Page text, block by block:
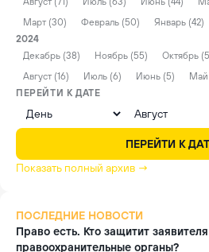
Март (30)
Февраль (50)
Январь (42)
2024
Декабрь (38)
Ноябрь (55) Октябрь
Август (16)
Июль (6) Июнь (5) Май
ПЕРЕЙТИ К ДАТЕ
ПЕРЕЙТИ К
Показать полный архив →
ПОСЛЕДНИЕ НОВОСТИ
Право есть. Кто защитит
правоохранительные органы?